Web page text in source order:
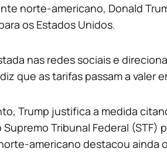
norte-americano, Donald
os Estados Unidos.
nas redes sociais e
que as tarifas passam a valer
Trump justifica a medida
Tribunal Federal (STF)
americano destacou ainda